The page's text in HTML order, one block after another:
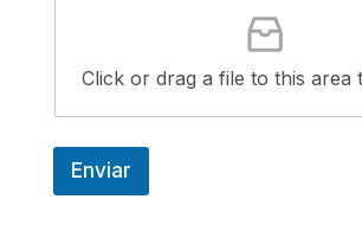
Click or drag a file to this area
Enviar